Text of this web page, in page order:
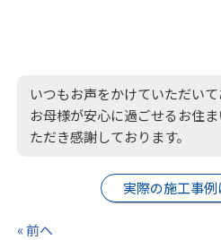
いつもお声をかけていただいて
お母様が安心に過ごせるお住
ただき感謝しております。
実際の施工事例
« 前へ